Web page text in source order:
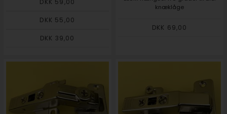
DKK 55,00
DKK 39,00
knæklåge
DKK 69,00